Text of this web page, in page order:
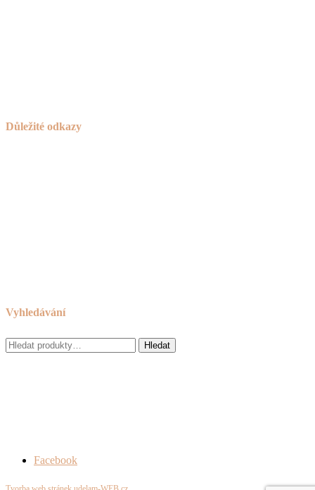
Důležité odkazy
Vyhledávání
Hledat: Hledat
Facebook